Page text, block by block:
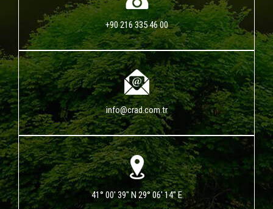
+90 216 335 46 00
info@crad.com.tr
41° 00' 39" N 29° 06' 14" E